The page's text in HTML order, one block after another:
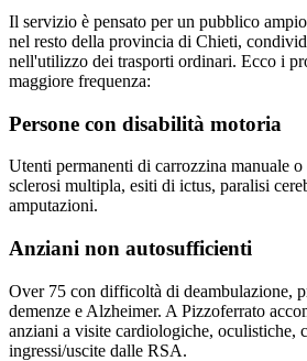
Il servizio è pensato per un pubblico
nel resto della provincia di Chieti,
nell'utilizzo dei trasporti ordinari. Ecco i
maggiore frequenza:
Persone con disabilità motoria
Utenti permanenti di carrozzina manuale
sclerosi multipla, esiti di ictus, paralisi
amputazioni.
Anziani non autosufficienti
Over 75 con difficoltà di deambulazione,
demenze e Alzheimer. A Pizzoferrato
anziani a visite cardiologiche, oculistiche,
ingressi/uscite dalle RSA.